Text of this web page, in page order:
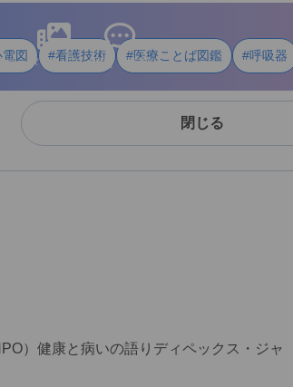
図 #看護技術 #医療ことば図鑑 #呼吸器
閉じる
ル メディア 用語・資料
）健康と病いの語りディペックス・ジャ